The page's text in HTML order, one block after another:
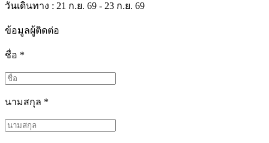
วันเดินทาง : 21 ก.ย. 69 - 23 ก.ย. 69
ข้อมูลผู้ติดต่อ
ชื่อ *
นามสกุล *